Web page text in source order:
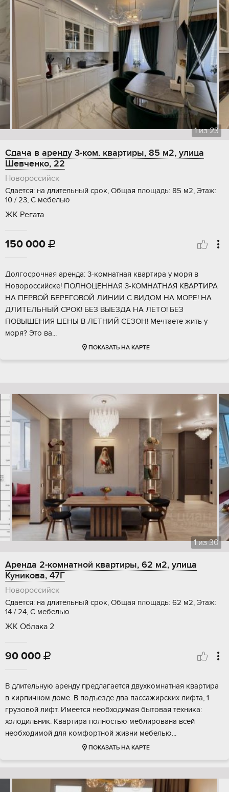
1из23
Сдача в аренду 3-ком. квартиры, 85 м2, улица
Шевченко, 22
Новороссийск
Сдается: на длительный срок, Общая площадь: 85 м2, Этаж:
10 / 23, С мебелью
ЖК Регата
150 000 
Долгосрочная аренда: 3-комнатная квартира у моря в
Новороссийске! ПОЛНОЦЕННАЯ 3-КОМНАТНАЯ КВАРТИРА
НА ПЕРВОЙ БЕРЕГОВОЙ ЛИНИИ С ВИДОМ НА МОРЕ! НА
ДЛИТЕЛЬНЫЙ СРОК! БЕЗ ВЫЕЗДА НА ЛЕТО! БЕЗ
ПОВЫШЕНИЯ ЦЕНЫ В ЛЕТНИЙ СЕЗОН! Мечтаете жить у
моря? Это ва...
ПОКАЗАТЬ НА КАРТЕ
1из30
Аренда 2-комнатной квартиры, 62 м2, улица
Куникова, 47Г
Новороссийск
Сдается: на длительный срок, Общая площадь: 62 м2, Этаж:
14 / 24, С мебелью
ЖК Облака 2
90 000 
В длительную аренду предлагается двухкомнатная квартира
в кирпичном доме. В подъезде два пассажирских лифта, 1
грузовой лифт. Имеется необходимая бытовая техника:
холодильник. Квартира полностью меблирована всей
необходимой для комфортной жизни мебелью...
ПОКАЗАТЬ НА КАРТЕ